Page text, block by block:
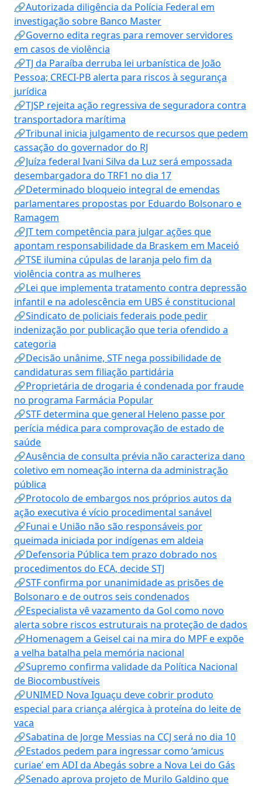
🔗Autorizada diligência da Polícia Federal em
investigação sobre Banco Master
🔗Governo edita regras para remover servidores
em casos de violência
🔗TJ da Paraíba derruba lei urbanística de João
Pessoa; CRECI-PB alerta para riscos à segurança
jurídica
🔗TJSP rejeita ação regressiva de seguradora contra
transportadora marítima
🔗Tribunal inicia julgamento de recursos que pedem
cassação do governador do RJ
🔗Juíza federal Ivani Silva da Luz será empossada
desembargadora do TRF1 no dia 17
🔗Determinado bloqueio integral de emendas
parlamentares propostas por Eduardo Bolsonaro e
Ramagem
🔗JT tem competência para julgar ações que
apontam responsabilidade da Braskem em Maceió
🔗TSE ilumina cúpulas de laranja pelo fim da
violência contra as mulheres
🔗Lei que implementa tratamento contra depressão
infantil e na adolescência em UBS é constitucional
🔗Sindicato de policiais federais pode pedir
indenização por publicação que teria ofendido a
categoria
🔗Decisão unânime, STF nega possibilidade de
candidaturas sem filiação partidária
🔗Proprietária de drogaria é condenada por fraude
no programa Farmácia Popular
🔗STF determina que general Heleno passe por
perícia médica para comprovação de estado de
saúde
🔗Ausência de consulta prévia não caracteriza dano
coletivo em nomeação interna da administração
pública
🔗Protocolo de embargos nos próprios autos da
ação executiva é vício procedimental sanável
🔗Funai e União não são responsáveis por
queimada iniciada por indígenas em aldeia
🔗Defensoria Pública tem prazo dobrado nos
procedimentos do ECA, decide STJ
🔗STF confirma por unanimidade as prisões de
Bolsonaro e de outros seis condenados
🔗Especialista vê vazamento da Gol como novo
alerta sobre riscos estruturais na proteção de dados
🔗Homenagem a Geisel cai na mira do MPF e expõe
a velha batalha pela memória nacional
🔗Supremo confirma validade da Política Nacional
de Biocombustíveis
🔗UNIMED Nova Iguaçu deve cobrir produto
especial para criança alérgica à proteína do leite de
vaca
🔗Sabatina de Jorge Messias na CCJ será no dia 10
🔗Estados pedem para ingressar como ‘amicus
curiae’ em ADI da Abegás sobre a Nova Lei do Gás
🔗Senado aprova projeto de Murilo Galdino que